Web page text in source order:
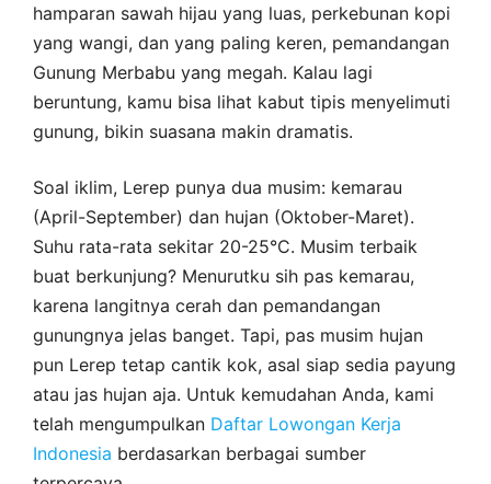
hamparan sawah hijau yang luas, perkebunan kopi
yang wangi, dan yang paling keren, pemandangan
Gunung Merbabu yang megah. Kalau lagi
beruntung, kamu bisa lihat kabut tipis menyelimuti
gunung, bikin suasana makin dramatis.
Soal iklim, Lerep punya dua musim: kemarau
(April-September) dan hujan (Oktober-Maret).
Suhu rata-rata sekitar 20-25°C. Musim terbaik
buat berkunjung? Menurutku sih pas kemarau,
karena langitnya cerah dan pemandangan
gunungnya jelas banget. Tapi, pas musim hujan
pun Lerep tetap cantik kok, asal siap sedia payung
atau jas hujan aja. Untuk kemudahan Anda, kami
telah mengumpulkan Daftar Lowongan Kerja
Indonesia berdasarkan berbagai sumber